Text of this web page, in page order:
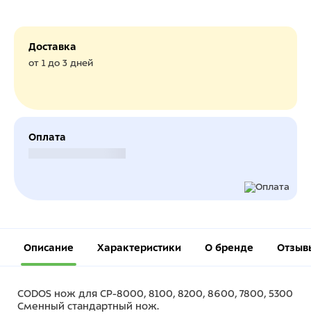
Доставка
от 1 до 3 дней
Оплата
Описание Характеристики О бренде
CODOS нож для СР-8000, 8100, 8200, 8600, 7800, 5300
Сменный стандартный нож.